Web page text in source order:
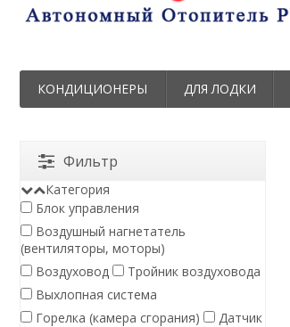
КОНДИЦИОНЕРЫ ДЛЯ ЛОДКИ
Фильтр
Категория
Блок управления
Воздушный нагнетатель
(вентиляторы, моторы)
Воздуховод
Тройник воздуховода
Выхлопная система
Горелка (камера сгорания)
Датчик